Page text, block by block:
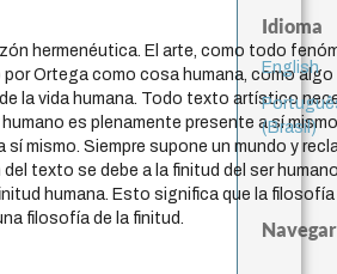
hermenéutica. El arte, como todo
Ortega como cosa humana, como
la vida humana. Todo texto artístico
es plenamente presente a sí
sí mismo. Siempre supone un mundo y
del texto se debe a la finitud del ser
humana. Esto significa que la
filosofía de la finitud.
Idioma
English
(Brasil)
Navegar